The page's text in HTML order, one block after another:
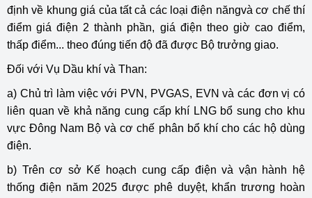
định về khung giá của tất cả các loại điện năngvà cơ chế thí
điểm giá điện 2 thành phần, giá điện theo giờ cao điểm,
thấp điểm... theo đúng tiến độ đã được Bộ trưởng giao.
Đối với Vụ Dầu khí và Than:
a) Chủ trì làm việc với PVN, PVGAS, EVN và các đơn vị có
liên quan về khả năng cung cấp khí LNG bổ sung cho khu
vực Đông Nam Bộ và cơ chế phân bổ khí cho các hộ dùng
điện.
b) Trên cơ sở Kế hoạch cung cấp điện và vận hành hệ
thống điện năm 2025 được phê duyệt, khẩn trương hoàn